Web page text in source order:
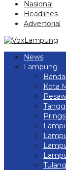
Nasional
Headlines
Advertorial
News
Lampung
Kota